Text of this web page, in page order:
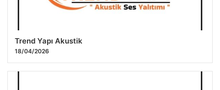
Trend Yapı Akustik
18/04/2026